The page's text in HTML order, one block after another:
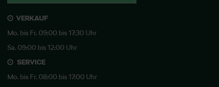
VERKAUF
Mo. bis Fr. 09:00 bis 17:30 Uhr
Sa. 09:00 bis 12:00 Uhr
SERVICE
Mo. bis Fr. 08:00 bis 17:00 Uhr